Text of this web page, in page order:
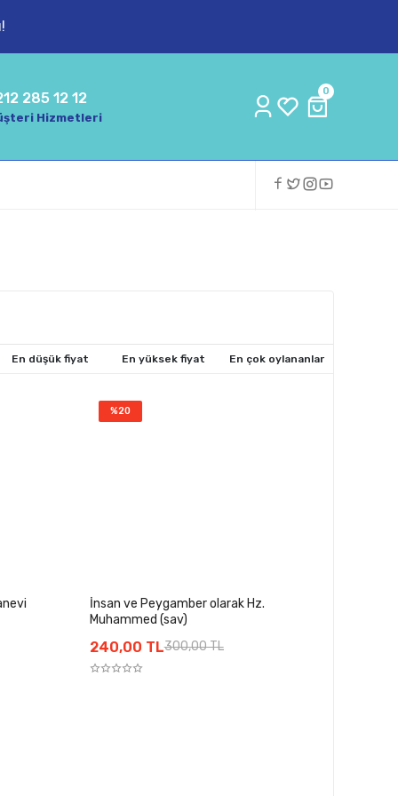
285 12 12
Hizmetleri
0
En düşük fiyat En yüksek fiyat En çok oylananlar
%20
İnsan ve Peygamber olarak Hz.
Muhammed (sav)
240,00 TL300,00 TL